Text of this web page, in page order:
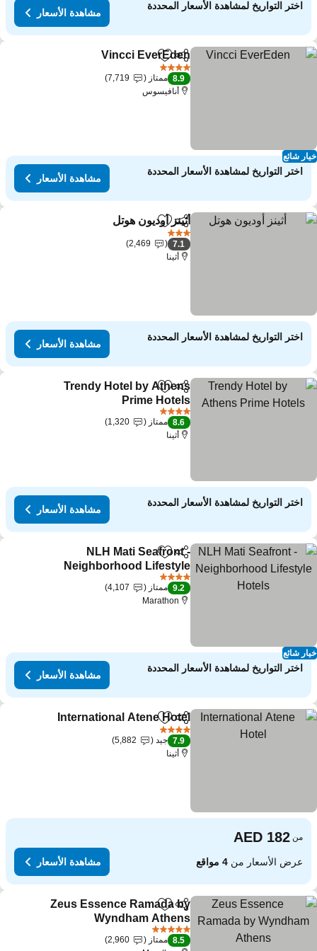
اختر التواريخ لمشاهدة الأسعار المحددة
مشاهدة الأسعار
شائع
مشاركةAdd to favorites
Vincci EverEden
8.9 ممتاز
7,719
أنافيسوس
اختر التواريخ لمشاهدة الأسعار المحددة
مشاهدة الأسعار
مشاركةAdd to favorites
أثينز أوديون هوتل
7.1
2,469
أثينا
اختر التواريخ لمشاهدة الأسعار المحددة
مشاهدة الأسعار
مشاركةAdd to favorites
Trendy Hotel by Athens
Prime Hotels
مشاهدة الأسعار
8.6 ممتاز
1,320
أثينا
اختر التواريخ لمشاهدة الأسعار المحددة
مشاهدة الأسعار
شائع
مشاركةAdd to favorites
NLH Mati Seafront -
Neighborhood Lifestyle
Hotels
مشاهدة الأسعار
9.2 ممتاز
4,107
Marathon
اختر التواريخ لمشاهدة الأسعار المحددة
مشاهدة الأسعار
مشاركةAdd to favorites
International Atene Hotel
7.9 جيد
5,882
أثينا
من
عرض الأسعار من4 مواقع مشاهدة الأسعار
مشاركةAdd to favorites
Zeus Essence Ramada by
Wyndham Athens
مشاهدة الأسعار
8.5 ممتاز
2,960